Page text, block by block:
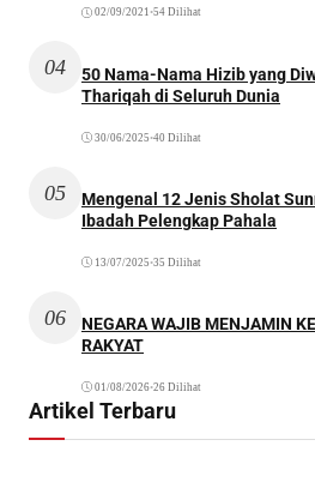
02/09/2021 •54 Dilihat
04
50 Nama-Nama Hizib yang
Thariqah di Seluruh Dunia
30/06/2025 •40 Dilihat
05
Mengenal 12 Jenis Sholat
Ibadah Pelengkap Pahala
13/07/2025 •35 Dilihat
06
NEGARA WAJIB MENJAMIN
RAKYAT
01/08/2026•26 Dilihat
Artikel Terbaru